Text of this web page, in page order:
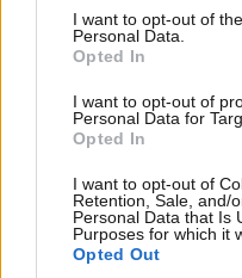
consent section.
I want to opt-out of
Personal Data.
Opted In
I want to opt-out of
Personal Data for
Opted In
I want to opt-out of
Retention, Sale, and/
Personal Data that Is
Purposes for which it
Opted Out